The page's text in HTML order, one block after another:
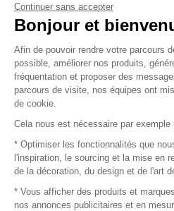
Vendez vos
Plan du
© 2016 –
Continuer sans accepter
Bonjour et
Afin de pouvoir rendre votre parcours
possible, améliorer nos produits,
fréquentation et proposer des
parcours de visite, nos équipes ont
de cookie.
Cela nous est nécessaire par exemple
* Optimiser les fonctionnalités que
l'inspiration, le sourcing et la mise en
de la décoration, du design et de l'art
* Vous afficher des produits et
nos annonces publicitaires et en